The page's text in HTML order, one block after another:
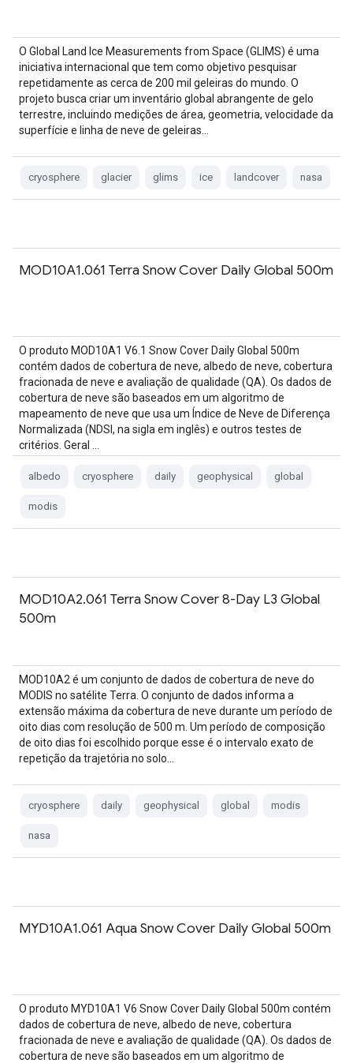
O Global Land Ice Measurements from Space (GLIMS) é uma
iniciativa internacional que tem como objetivo pesquisar
repetidamente as cerca de 200 mil geleiras do mundo. O
projeto busca criar um inventário global abrangente de gelo
terrestre, incluindo medições de área, geometria, velocidade da
superfície e linha de neve de geleiras…
cryosphere glacier glims ice landcover nasa
MOD10A1.061 Terra Snow Cover Daily Global 500m
O produto MOD10A1 V6.1 Snow Cover Daily Global 500m
contém dados de cobertura de neve, albedo de neve, cobertura
fracionada de neve e avaliação de qualidade (QA). Os dados de
cobertura de neve são baseados em um algoritmo de
mapeamento de neve que usa um Índice de Neve de Diferença
Normalizada (NDSI, na sigla em inglês) e outros testes de
critérios. Geral …
albedo cryosphere daily geophysical global
modis
MOD10A2.061 Terra Snow Cover 8-Day L3 Global
500m
MOD10A2 é um conjunto de dados de cobertura de neve do
MODIS no satélite Terra. O conjunto de dados informa a
extensão máxima da cobertura de neve durante um período de
oito dias com resolução de 500 m. Um período de composição
de oito dias foi escolhido porque esse é o intervalo exato de
repetição da trajetória no solo…
cryosphere daily geophysical global modis
nasa
MYD10A1.061 Aqua Snow Cover Daily Global 500m
O produto MYD10A1 V6 Snow Cover Daily Global 500m contém
dados de cobertura de neve, albedo de neve, cobertura
fracionada de neve e avaliação de qualidade (QA). Os dados de
cobertura de neve são baseados em um algoritmo de